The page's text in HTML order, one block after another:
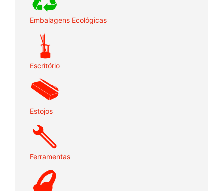
Embalagens Ecológicas
Escritório
Estojos
Ferramentas